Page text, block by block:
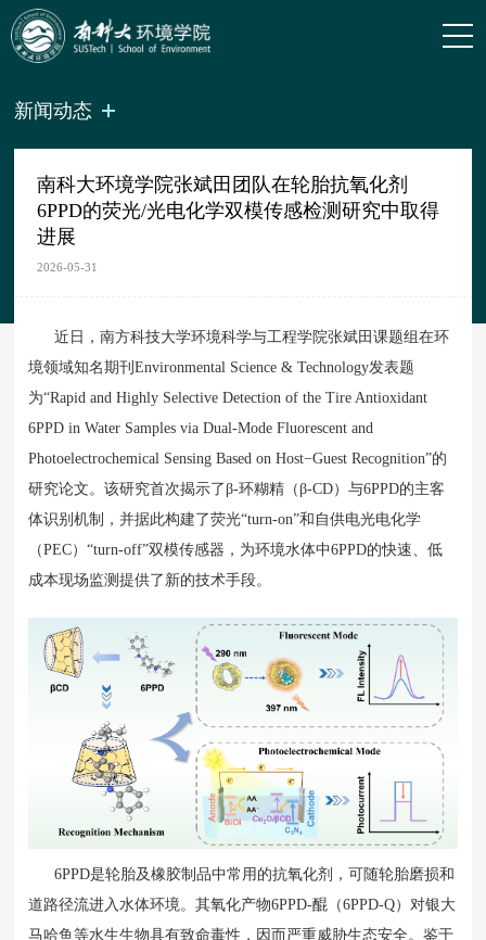
新闻动态
南科大环境学院张斌田团队在轮胎抗氧化剂
6PPD的荧光/光电化学双模传感检测研究中取得
进展
2026-05-31
近日，南方科技大学环境科学与工程学院张斌田课题组在环
境领域知名期刊Environmental Science & Technology发表题
为“Rapid and Highly Selective Detection of the Tire Antioxidant
6PPD in Water Samples via Dual-Mode Fluorescent and
Photoelectrochemical Sensing Based on Host−Guest Recognition”的
研究论文。该研究首次揭示了β-环糊精（β-CD）与6PPD的主客
体识别机制，并据此构建了荧光“turn-on”和自供电光电化学
（PEC）“turn-off”双模传感器，为环境水体中6PPD的快速、低
成本现场监测提供了新的技术手段。
6PPD是轮胎及橡胶制品中常用的抗氧化剂，可随轮胎磨损和
道路径流进入水体环境。其氧化产物6PPD-醌（6PPD-Q）对银大
马哈鱼等水生生物具有致命毒性，因而严重威胁生态安全。鉴于